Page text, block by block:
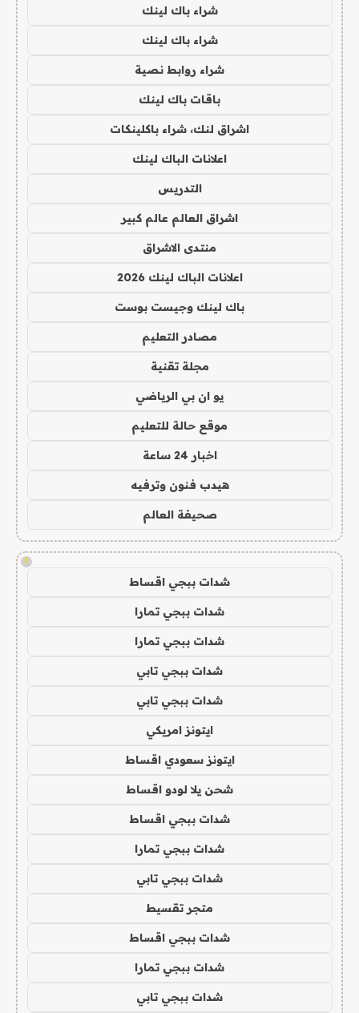
شراء باك لينك
شراء باك لينك
شراء روابط نصية
باقات باك لينك
اشراق لنك، شراء باكلينكات
اعلانات الباك لينك
التدريس
اشراق العالم عالم كبير
منتدى الاشراق
اعلانات الباك لينك 2026
باك لينك وجيست بوست
مصادر التعليم
مجلة تقنية
يو ان بي الرياضي
موقع حالة للتعليم
اخبار 24 ساعة
هيدب فنون وترفيه
صحيفة العالم
!
شدات ببجي اقساط
شدات ببجي تمارا
شدات ببجي تمارا
شدات ببجي تابي
شدات ببجي تابي
ايتونز امريكي
ايتونز سعودي اقساط
شحن يلا لودو اقساط
شدات ببجي اقساط
شدات ببجي تمارا
شدات ببجي تابي
متجر تقسيط
شدات ببجي اقساط
شدات ببجي تمارا
شدات ببجي تابي